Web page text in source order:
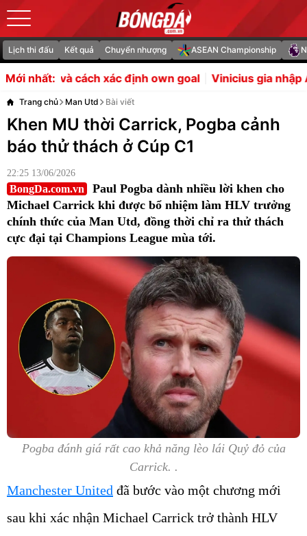
Lịch thi đấu Kết quả Chuyển nhượng ASEAN Championship
Mới nhất:
định own goal Vinicius gia nhập Arsenal sẽ là bản
Trang chủ Man Utd Bài viết
Khen MU thời Carrick, Pogba cảnh
báo thử thách ở Cúp C1
22:25 13/06/2026
BongDa.com.vn
Paul Pogba dành nhiều lời khen cho
Michael Carrick khi được bổ nhiệm làm HLV trưởng
chính thức của Man Utd, đồng thời chỉ ra thử thách
cực đại tại Champions League mùa tới.
Pogba đánh giá rất cao khả năng lèo lái Quỷ đỏ của
Carrick. .
Manchester United đã bước vào một chương mới
sau khi xác nhận Michael Carrick trở thành HLV